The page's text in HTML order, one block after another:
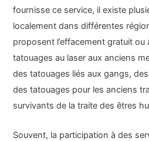
fournisse ce service, il existe
localement dans différentes
proposent l’effacement gratuit ou
tatouages au laser aux anciens
des tatouages liés aux gangs,
des tatouages pour les anciens
survivants de la traite des êtres
Souvent, la participation à des